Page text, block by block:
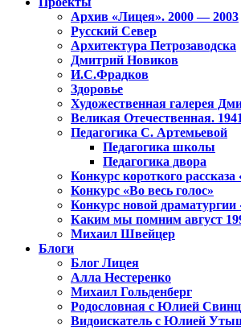
Архив «Лицея». 2000 — 2003
Русский Север
Архитектура Петрозаводска
Дмитрий Новиков
И.С.Фрадков
Здоровье
Художественная галерея
Великая Отечественная.
Педагогика С. Артемьевой
Педагогика школы
Педагогика двора
Конкурс короткого рассказа
Конкурс «Во весь голос»
Конкурс новой драматургии
Каким мы помним август
Михаил Швейцер
Блоги
Блог Лицея
Алла Нестеренко
Михаил Гольденберг
Родословная с Юлией
Видоискатель с Юлией